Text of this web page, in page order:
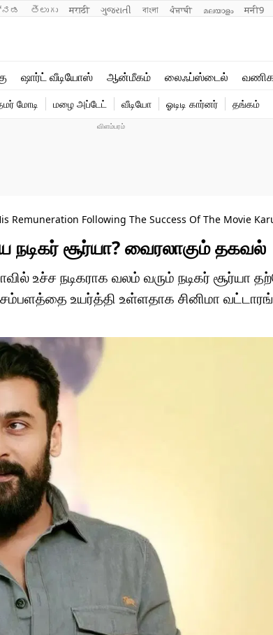
తెలుగు मराठी ગુજરાતી বাংলা ਪੰਜਾਬੀ മലയാളം मनी9
ஷார்ட் வீடியோஸ் ஆன்மீகம் லைஃப்ஸ்டைல்
வணிகம்
வைரல்
மோடி மழை அப்டேட் வீடியோ ஓடிடி கார்னர் தங்கம்
Remuneration Following The Success Of The Movie
நடிகர் சூர்யா? வைரலாகும் தகவல்
உச்ச நடிகராக வலம் வரும் நடிகர் சூர்யா
உயர்த்தி உள்ளதாக சினிமா